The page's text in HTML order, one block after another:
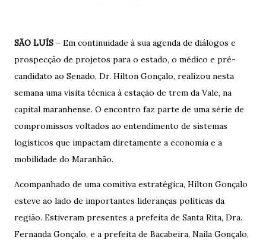
SÃO LUÍS – Em continuidade à sua agenda de diálogos e
prospecção de projetos para o estado, o médico e pré-
candidato ao Senado, Dr. Hilton Gonçalo, realizou nesta
semana uma visita técnica à estação de trem da Vale, na
capital maranhense. O encontro faz parte de uma série de
compromissos voltados ao entendimento de sistemas
logísticos que impactam diretamente a economia e a
mobilidade do Maranhão.
​Acompanhado de uma comitiva estratégica, Hilton Gonçalo
esteve ao lado de importantes lideranças políticas da
região. Estiveram presentes a prefeita de Santa Rita, Dra.
Fernanda Gonçalo, e a prefeita de Bacabeira, Naila Gonçalo,